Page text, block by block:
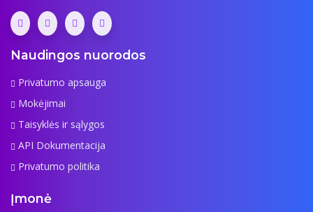
Naudingos nuorodos
Privatumo apsauga
Mokėjimai
Taisyklės ir sąlygos
API Dokumentacija
Privatumo politika
Įmonė